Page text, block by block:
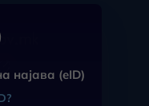
најава (eID)